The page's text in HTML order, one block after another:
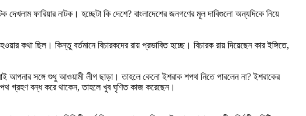
ফারিয়ার নাটক। হচ্ছেটা কি দেশে? বাংলাদেশের জনগণের মূল দাবিগুলো অন্যদিকে নিয়ে
কথা ছিল। কিন্তু বর্তমানে বিচারকদের রায় প্রভাবিত হচ্ছে। বিচারক রায় দিয়েছেন কার ইঙ্গিতে,
আপনার সঙ্গে শুধু আওয়ামী লীগ ছাড়া। তাহলে কেনো ইশরাক শপথ নিতে পারলেন না? ইশরাকের
গ্রহণ বন্ধ করে থাকেন, তাহলে খুব ঘৃণিত কাজ করেছেন।